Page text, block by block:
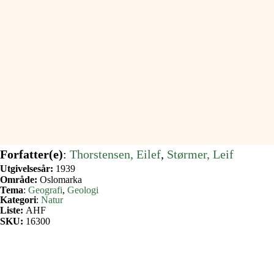
Forfatter(e): Thorstensen, Eilef, Størmer, Leif
Utgivelsesår: 1939
Område: Oslomarka
Tema: Geografi, Geologi
Kategori: Natur
Liste: AHF
SKU: 16300